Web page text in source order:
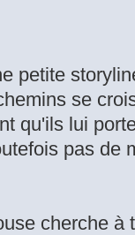
petite
se
qu'ils lui
pas de
cherche à